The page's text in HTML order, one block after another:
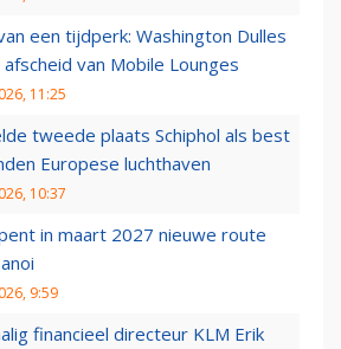
een tijdperk: Washington Dulles
van Mobile Lounges
11:25
tweede plaats Schiphol als best
Europese luchthaven
10:37
in maart 2027 nieuwe route
9:59
financieel directeur KLM Erik